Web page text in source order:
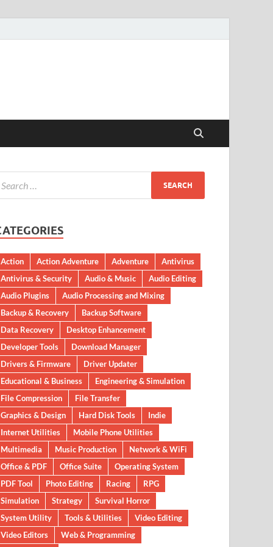
Action Action Adventure Adventure
Antivirus
Antivirus & Security
Audio & Music
Audio Editing
Audio Plugins
Audio Processing and Mixing
Backup & Recovery
Backup Software
Data Recovery
Desktop Enhancement
Developer Tools
Download Manager
Drivers & Firmware
Driver Updater
Educational & Business
Engineering & Simulation
File Compression
File Transfer
Graphics & Design
Hard Disk Tools
Indie
Internet Utilities
Mobile Phone Utilities
Multimedia
Music Production
Network & WiFi
Office & PDF
Office Suite
Operating System
PDF Tool
Photo Editing Racing
RPG
Simulation
Strategy
Survival Horror
System Utility
Tools & Utilities
Video Editing
Video Editors
Web & Programming